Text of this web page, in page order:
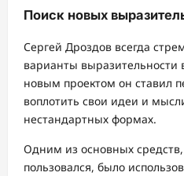
Поиск новых
Сергей Дроздов всегда
варианты
новым проектом он ставил
воплотить свои идеи и
нестандартных формах.
Одним из основных
пользовался, было